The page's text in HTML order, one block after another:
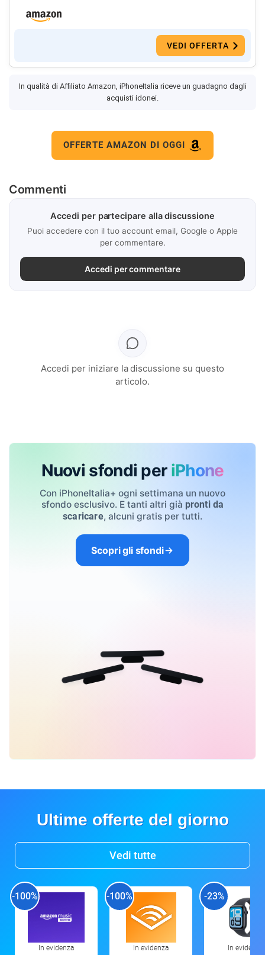
VEDI OFFERTA
In qualità di Affiliato Amazon, iPhoneItalia riceve un guadagno dagli
acquisti idonei.
OFFERTE AMAZON DI OGGI
Commenti
Accedi per partecipare alla discussione
Puoi accedere con il tuo account email, Google o Apple
per commentare.
Accedi per commentare
Accedi per iniziare la discussione su questo
articolo.
Nuovi sfondi per iPhone
Con iPhoneItalia+ ogni settimana un nuovo
sfondo esclusivo. E tanti altri già pronti da
scaricare, alcuni gratis per tutti.
Scopri gli sfondi
Ultime offerte del giorno
Vedi tutte
-100%
In evidenza
-100%
In evidenza
-23%
In evidenza